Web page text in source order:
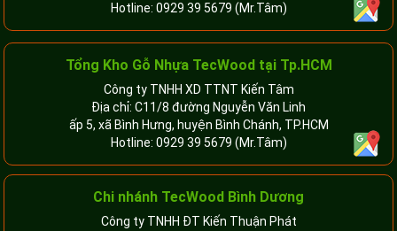
Hotline: 0929 39 5679 (Mr.Tâm)
Tổng Kho Gỗ Nhựa TecWood tại Tp.HCM
Công ty TNHH XD TTNT Kiến Tâm
Địa chỉ: C11/8 đường Nguyễn Văn Linh
ấp 5, xã Bình Hưng, huyện Bình Chánh, TP.HCM
Hotline: 0929 39 5679 (Mr.Tâm)
Chi nhánh TecWood Bình Dương
Công ty TNHH ĐT Kiến Thuận Phát